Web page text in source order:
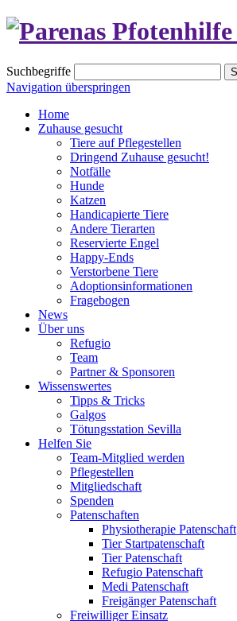
Suchbegriffe
Navigation überspringen
Home
Zuhause gesucht
Tiere auf Pflegestellen
Dringend Zuhause gesucht!
Notfälle
Hunde
Katzen
Handicapierte Tiere
Andere Tierarten
Reservierte Engel
Happy-Ends
Verstorbene Tiere
Adoptionsinformationen
Fragebogen
News
Über uns
Refugio
Team
Partner & Sponsoren
Wissenswertes
Tipps & Tricks
Galgos
Tötungsstation Sevilla
Helfen Sie
Team-Mitglied werden
Pflegestellen
Mitgliedschaft
Spenden
Patenschaften
Physiotherapie Patenschaft
Tier Startpatenschaft
Tier Patenschaft
Refugio Patenschaft
Medi Patenschaft
Freigänger Patenschaft
Freiwilliger Einsatz